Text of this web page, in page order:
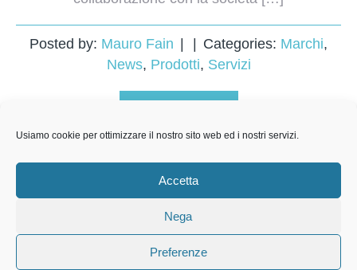
Usiamo cookie per ottimizzare il nostro sito web ed i nostri servizi.
Accetta
Nega
Preferenze
Posted by: Mauro Fain Categories: Marchi,
News, Prodotti, Servizi
READ MORE
© 2016 Copyright byAitThemes.club. All rights